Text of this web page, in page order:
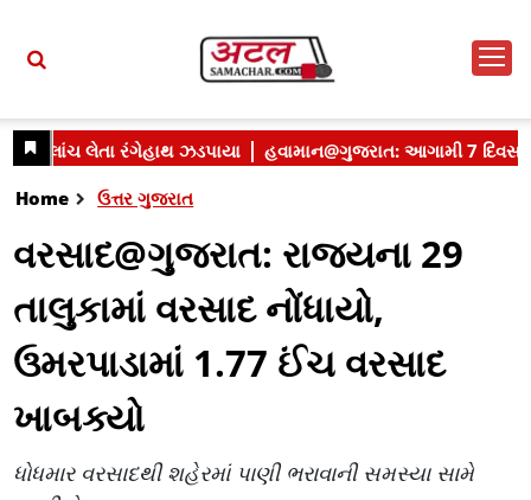
Home ઉત્તર ગુજરાત
વરસાદ@ગુજરાત: રાજ્યના 29
તાલુકામાં વરસાદ નોંધાયો,
ઉમરપાડામાં 1.77 ઈંચ વરસાદ
ખાબક્યો
ધોધમાર વરસાદથી શહેરમાં પાણી ભરાવાની સમસ્યા સામે